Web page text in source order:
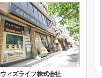
ウィズライフ株式会社